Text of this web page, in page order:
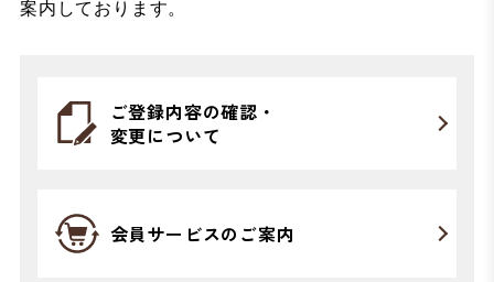
案内しております。
ご登録内容の確認・
変更について
会員サービスのご案内